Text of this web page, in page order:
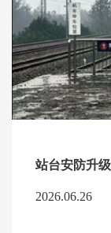
2026.06.26